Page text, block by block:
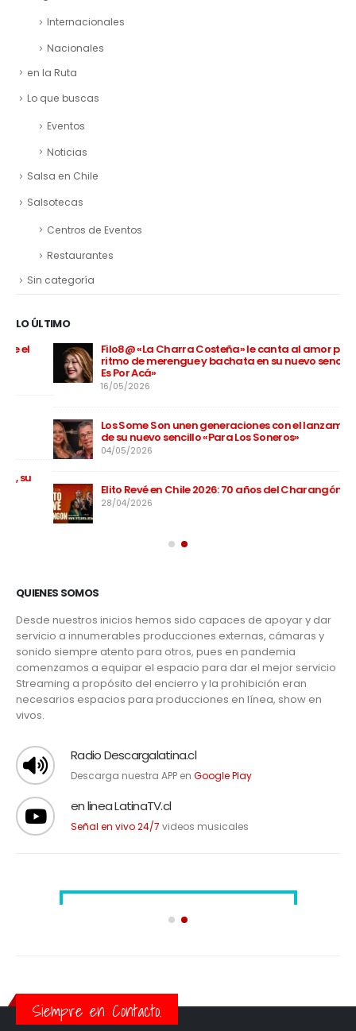
Internacionales
Nacionales
en la Ruta
Lo que buscas
Eventos
Noticias
Salsa en Chile
Salsotecas
Centros de Eventos
Restaurantes
Sin categoría
LO ÚLTIMO
Filo8@ «La Charra Costeña» le canta al amor propio a
ritmo de merengue y bachata en su nuevo sencillo «No
Es Por Acá»
16/05/2026
Los Some Son unen generaciones con el lanzamiento
de su nuevo sencillo «Para Los Soneros»
04/05/2026
Elito Revé en Chile 2026: 70 años del Charangón
28/04/2026
QUIENES SOMOS
Desde nuestros inicios hemos sido capaces de apoyar y dar
servicio a innumerables producciones externas, cámaras y
sonido siempre atento para otros, pues en pandemia
comenzamos a equipar el espacio para dar el mejor servicio
Streaming a propósito del encierro y la prohibición eran
necesarios espacios para producciones en línea, show en
vivos.
Radio Descargalatina.cl
Descarga nuestra APP en Google Play
en linea LatinaTV.cl
Señal en vivo 24/7 videos musicales
Siempre en Contacto.